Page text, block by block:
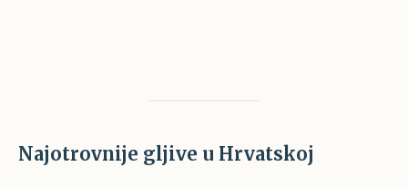
Najotrovnije gljive u Hrvatskoj